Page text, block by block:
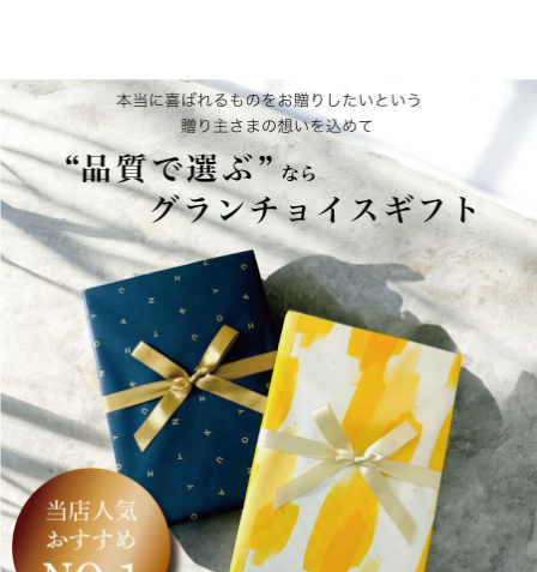
“品質で選ぶ”なら グランチョイスギフト